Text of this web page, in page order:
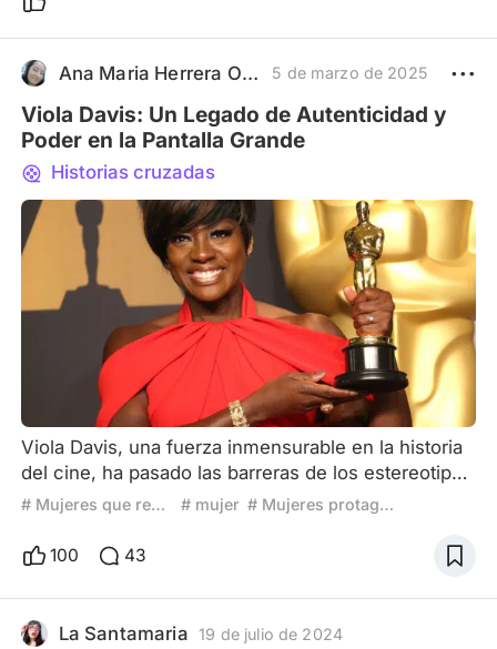
creíble, el cuarteto se complementa a la
perfección y se agradece a las mujeres por esta
película libre de clichés sobre el sexo débil.
villanía masculina al final.
Ana Maria Herrera Orjuela 5 de marzo de 2025
Viola Davis: Un Legado de Autenticidad y
Poder en la Pantalla Grande
Historias cruzadas
Viola Davis, una fuerza inmensurable en la historia
del cine, ha pasado las barreras de los estereotipos
y la falta de visibilidad para ser una de las actrices
marcado por la autenticidad, el don para cambiar y
cómo vemos a mujeres de color en la pantalla
grande. Nacida en Carolina del Sur, Davis creció en
# Mujeres que revolucionaron el cine # mujer # Mujeres protagonistas
100 43
La Santamaria 19 de julio de 2024